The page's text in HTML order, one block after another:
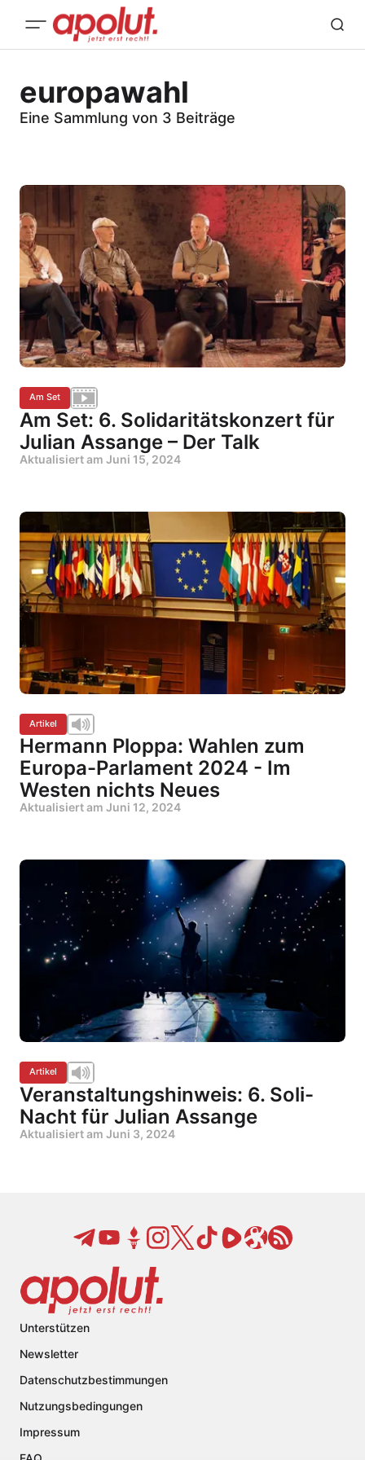
europawahl
Eine Sammlung von 3 Beiträge
Am Set
Am Set: 6. Solidaritätskonzert für
Julian Assange – Der Talk
Aktualisiert am Juni 15, 2024
Artikel
Hermann Ploppa: Wahlen zum
Europa-Parlament 2024 - Im
Westen nichts Neues
Aktualisiert am Juni 12, 2024
Artikel
Veranstaltungshinweis: 6. Soli-
Nacht für Julian Assange
Aktualisiert am Juni 3, 2024
Unterstützen
Newsletter
Datenschutzbestimmungen
Nutzungsbedingungen
Impressum